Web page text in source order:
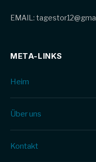
EMAIL:
META-LINKS
Heim
Über uns
Kontakt